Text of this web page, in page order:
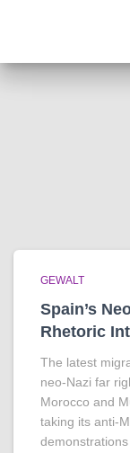
GEWALT
Spain’s
Rhetoric
The latest
neo-Nazi far
Morocco and
taking its anti-
demonstrations